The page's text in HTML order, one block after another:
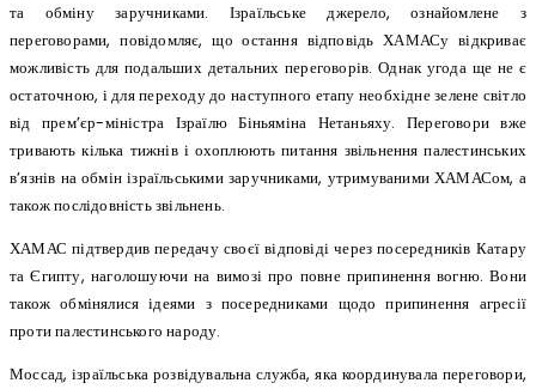
та обміну заручниками. Ізраїльське джерело, ознайомлене з
переговорами, повідомляє, що остання відповідь ХАМАСу відкриває
можливість для подальших детальних переговорів. Однак угода ще не є
остаточною, і для переходу до наступного етапу необхідне зелене світло
від прем’єр-міністра Ізраїлю Біньяміна Нетаньяху. Переговори вже
тривають кілька тижнів і охоплюють питання звільнення палестинських
в’язнів на обмін ізраїльськими заручниками, утримуваними ХАМАСом, а
також послідовність звільнень.
ХАМАС підтвердив передачу своєї відповіді через посередників Катару
та Єгипту, наголошуючи на вимозі про повне припинення вогню. Вони
також обмінялися ідеями з посередниками щодо припинення агресії
проти палестинського народу.
Моссад, ізраїльська розвідувальна служба, яка координувала переговори,